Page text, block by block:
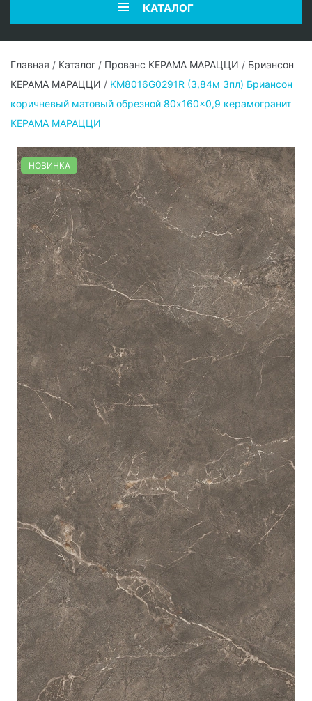
КАТАЛОГ
Главная / Каталог / Прованс КЕРАМА МАРАЦЦИ / Бриансон
КЕРАМА МАРАЦЦИ / KM8016G0291R (3,84м 3пл) Бриансон
коричневый матовый обрезной 80x160x0,9 керамогранит
КЕРАМА МАРАЦЦИ
НОВИНКА